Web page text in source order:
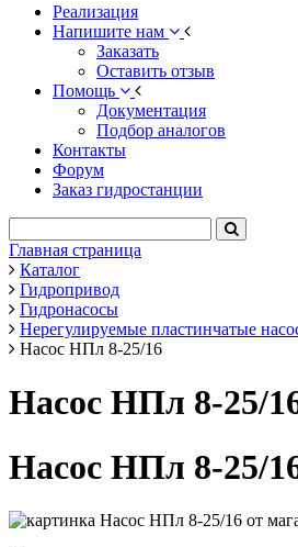
Реализация
Напишите нам
Заказать
Оставить отзыв
Помощь
Документация
Подбор аналогов
Контакты
Форум
Заказ гидростанции
Главная страница
Каталог
Гидропривод
Гидронасосы
Нерегулируемые пластинчатые
Насос НПл 8-25/16
Насос НПл 8-25/
Насос НПл 8-25/